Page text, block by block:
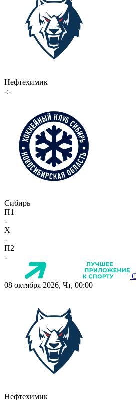
Нефтехимик
-:-
Сибирь
П1
-
X
-
П2
-
08 октября 2026, Чт, 00:00
Нефтехимик